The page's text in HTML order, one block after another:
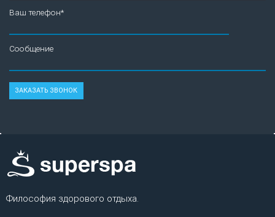
Ваш телефон*
Сообщение
Философия здорового отдыха.